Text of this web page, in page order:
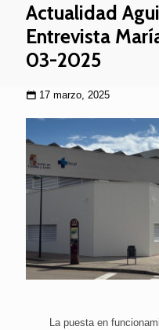
Actualidad
Entrevista
03-2025
17 marzo, 2025
La puesta en